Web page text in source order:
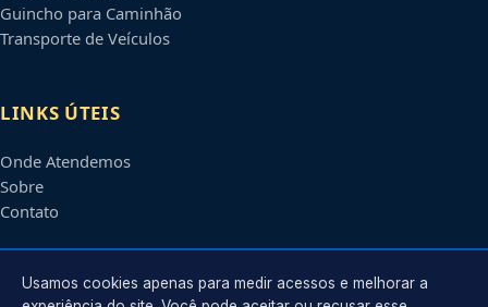
Guincho para Caminhão
Transporte de Veículos
LINKS ÚTEIS
Onde Atendemos
Sobre
Contato
CONTATO
Usamos cookies apenas para medir acessos e melhorar a